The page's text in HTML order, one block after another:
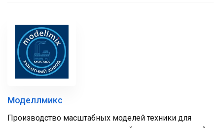
Моделлмикс
Производство масштабных моделей техники для